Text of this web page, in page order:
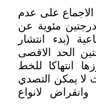
الاجماع على عدم
مئوية عن
(بدء انتشار
الحد الاقصى
انتهاكا للخط
لا يمكن التصدي
لانواع